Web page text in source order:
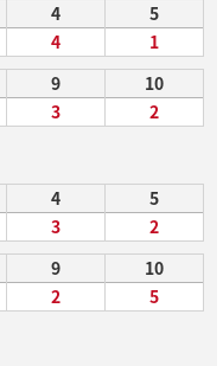
4
4
5
1
9
3
10
2
4
3
5
2
9
2
10
5